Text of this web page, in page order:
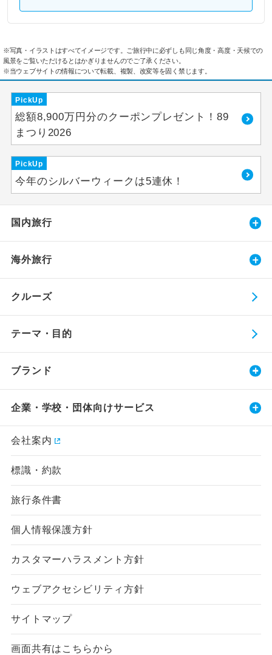
※写真・イラストはすべてイメージです。ご旅行中に必ずしも同じ角度・高度・天候での
風景をご覧いただけるとはかぎりませんのでご了承ください。
※当ウェブサイトの情報について転載、複製、改変等を固く禁じます。
PickUp
総額8,900万円分のクーポンプレゼント！89
まつり2026
PickUp
今年のシルバーウィークは5連休！
国内旅行
海外旅行
クルーズ
テーマ・目的
ブランド
企業・学校・団体向けサービス
会社案内
標識・約款
旅行条件書
個人情報保護方針
カスタマーハラスメント方針
ウェブアクセシビリティ方針
サイトマップ
画面共有はこちらから